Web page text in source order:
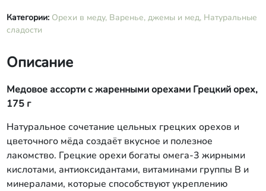
Категории: Орехи в меду, Варенье, джемы и мед, Натуральные
сладости
Описание
Медовое ассорти с жаренными орехами Грецкий орех,
175 г
Натуральное сочетание цельных грецких орехов и
цветочного мёда создаёт вкусное и полезное
лакомство. Грецкие орехи богаты омега-3 жирными
кислотами, антиоксидантами, витаминами группы В и
минералами, которые способствуют укреплению